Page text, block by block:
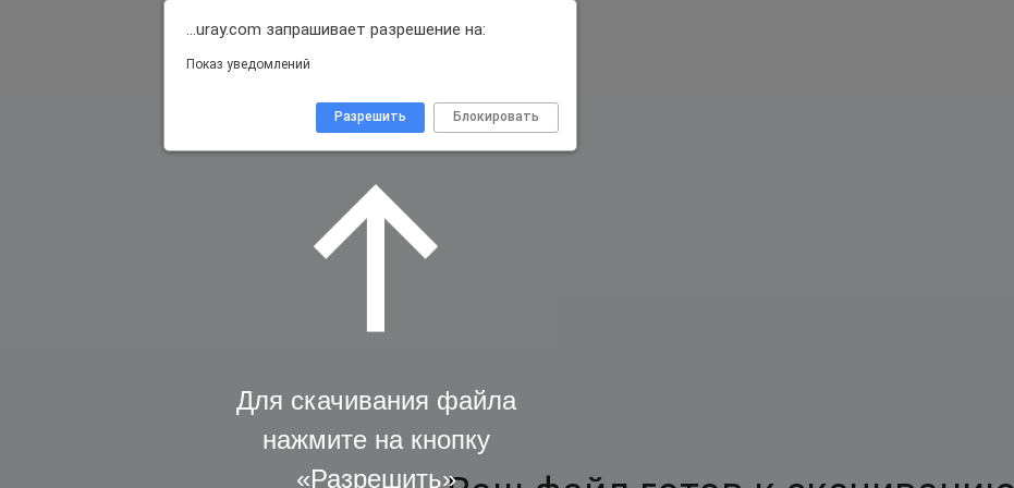
…uray.com запрашивает разрешение на:
Показ уведомлений
Блокировать
Разрешить
Для скачивания файла
нажмите на кнопку
«Разрешить»